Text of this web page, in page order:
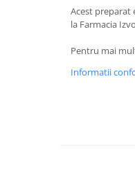
Acest preparat
la Farmacia
Pentru mai
Informatii